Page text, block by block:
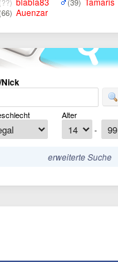
(66) Auenzar
Nick
Alter
-
erweiterte Suche